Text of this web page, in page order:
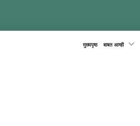
मुख्यपृष्ठ बाबत आम्ही